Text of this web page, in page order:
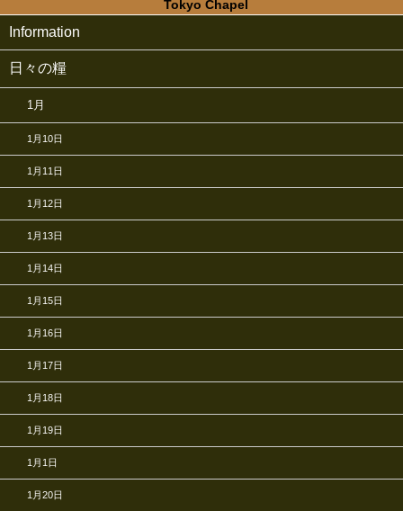
Tokyo Chapel
Information
日々の糧
1月
1月10日
1月11日
1月12日
1月13日
1月14日
1月15日
1月16日
1月17日
1月18日
1月19日
1月1日
1月20日